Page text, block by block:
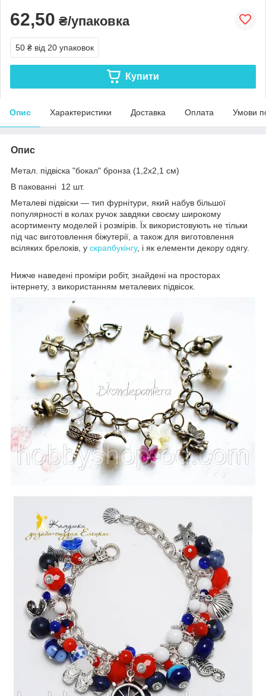
62,50 ₴/упаковка
50 ₴ від 20 упаковок
Купити
Опис Характеристики Доставка Оплата Умови
Опис
Метал. підвіска "бокал" бронза (1,2х2,1 см)
В пакованні 12 шт.
Металеві підвіски — тип фурнітури, який набув більшої
популярності в колах ручок завдяки своєму широкому
асортименту моделей і розмірів. Їх використовують не тільки
під час виготовлення біжутерії, а також для виготовлення
всіляких брелоків, у скрапбукінгу, і як елементи декору одягу.
Нижче наведені проміри робіт, знайдені на просторах
інтернету, з використанням металевих підвісок.